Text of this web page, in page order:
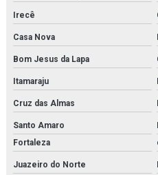
Revendedora de elemento
Revendedora de filtro de
Revendedora de filtro
Revendedora de filtro hidráulico
Irecê
Casa Nova
Bom Jesus da Lapa
Itamaraju
Cruz das Almas
Santo Amaro
Fortaleza
Juazeiro do Norte